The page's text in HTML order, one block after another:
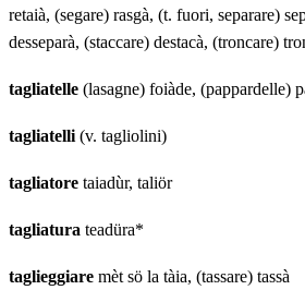
retaià, (segare) rasgà, (t. fuori, separare)
desseparà, (staccare) destacà, (troncare)
tagliatelle (lasagne) foiàde, (pappardelle)
tagliatelli (v. tagliolini)
tagliatore taiadùr, taliör
tagliatura teadüra*
taglieggiare mèt sö la tàia, (tassare) tassà